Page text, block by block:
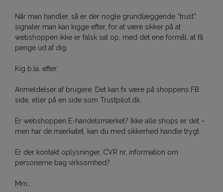
Når man handler, så er der nogle grundlæggende ”trust”
signaler man kan kigge efter, for at være sikker på at
webshoppen ikke er falsk sat op, med det ene formål, at få
penge ud af dig.
Kig b.la. efter:
Anmeldelser af brugere. Det kan fx være på shoppens FB
side, eller på en side som Trustpilot.dk.
Er webshoppen E-handelsmærket? Ikke alle shops er det –
men har de mærkatet, kan du med sikkerhed handle trygt.
Er der kontakt oplysninger, CVR nr, information om
personerne bag virksomhed?
Mm…